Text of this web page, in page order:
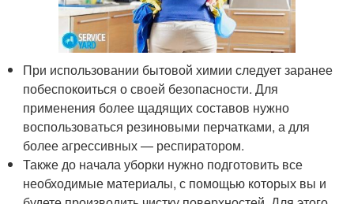
При использовании бытовой химии следует заранее
побеспокоиться о своей безопасности. Для
применения более щадящих составов нужно
воспользоваться резиновыми перчатками, а для
более агрессивных — респиратором.
Также до начала уборки нужно подготовить все
необходимые материалы, с помощью которых вы и